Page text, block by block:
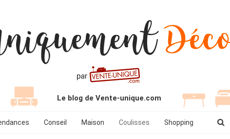
Le blog de Vente-unique.com
Conseil Maison Coulisses Shopping